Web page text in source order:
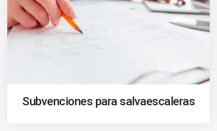
Subvenciones para salvaescaleras